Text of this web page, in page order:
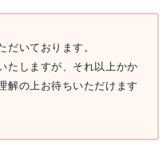
だいております。
たしますが、それ以上かか
解の上お待ちいただけます